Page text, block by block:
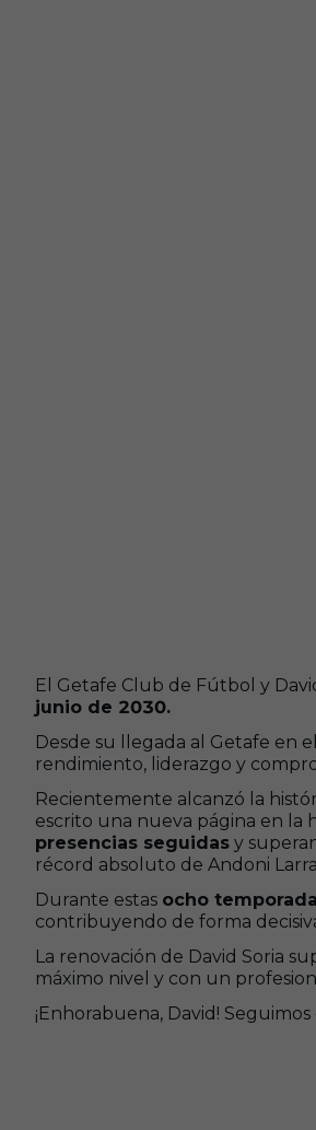
El Getafe Club de Fútbol y
junio de 2030.
Desde su llegada al Getafe en
rendimiento, liderazgo y
Recientemente alcanzó la
escrito una nueva página en la
presencias seguidas y
récord absoluto de Andoni
Durante estas ocho
contribuyendo de forma
La renovación de David Soria
máximo nivel y con un
¡Enhorabuena, David!